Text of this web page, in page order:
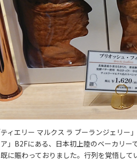
ティエリー マルクス ラ ブーランジェリ
」B2Fにある、日本初上陸のベーカリー
に賑わっておりました。行列を覚悟し